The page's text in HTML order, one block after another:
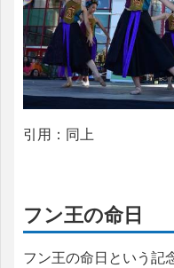
引用：同上
フン王の命日
フン王の命日という記